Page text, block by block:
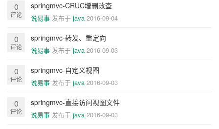
0
评论
springmvc-CRUC增删改查
说易事 发布于 java 2016-09-04
0
评论
springmvc-转发、重定向
说易事 发布于 java 2016-09-03
0
评论
springmvc-自定义视图
说易事 发布于 java 2016-09-03
0
评论
springmvc-直接访问视图文件
说易事 发布于 java 2016-09-03